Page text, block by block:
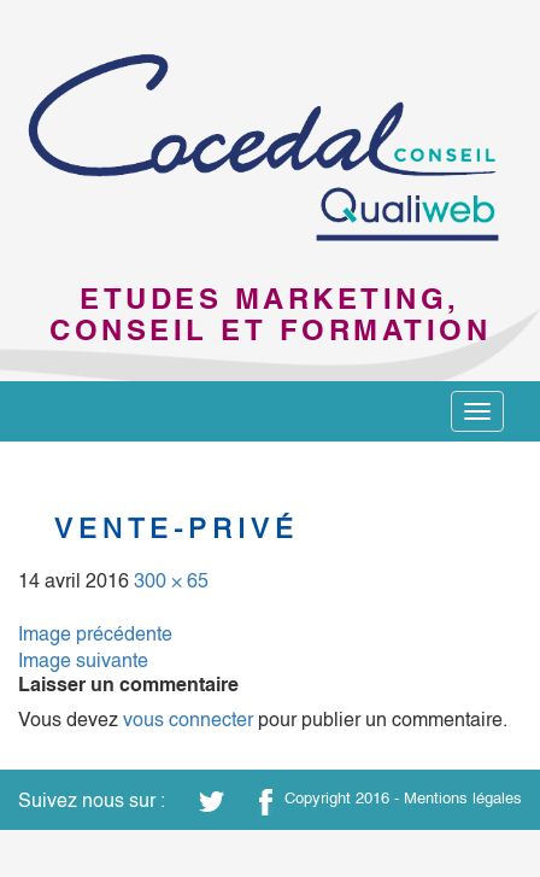
ETUDES MARKETING,
CONSEIL ET FORMATION
Toggle
VENTE-PRIVÉ
14 avril 2016 300 × 65
Image précédente
Image suivante
Laisser un commentaire
Vous devez vous connecterpour publier un commentaire.
Suivez nous sur : Copyright 2016 - Mentions légales